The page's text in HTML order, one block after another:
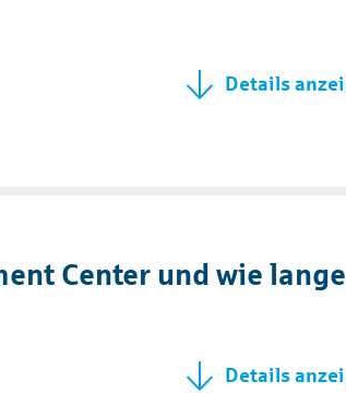
Center und wie lange